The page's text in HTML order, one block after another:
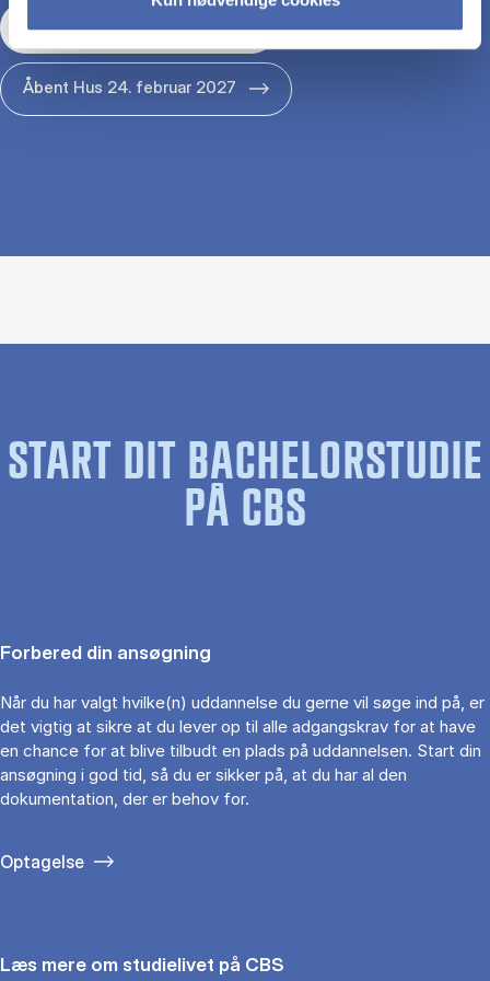
Åbent Hus 29. januar 2027
Åbent Hus 24. februar 2027
START DIT BACHELORSTUDIE
PÅ CBS
Forbered din ansøgning
Når du har valgt hvilke(n) uddannelse du gerne vil søge ind på, er
det vigtig at sikre at du lever op til alle adgangskrav for at have
en chance for at blive tilbudt en plads på uddannelsen. Start din
ansøgning i god tid, så du er sikker på, at du har al den
dokumentation, der er behov for.
Optagelse
Læs mere om studielivet på CBS